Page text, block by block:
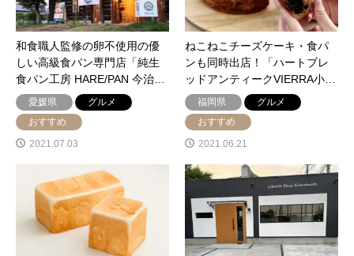
和食職人監修の卵不使用の優
しい高級食パン専門店「純生
食パン工房 HARE/PAN 今治…
愛媛県
グルメ
おすすめ
2021.07.03
ねこねこチーズケーキ・食パ
ンも同時出店！「ハートブレ
ッドアンティークVIERRA小…
福岡県
グルメ
おすすめ
2021.06.21